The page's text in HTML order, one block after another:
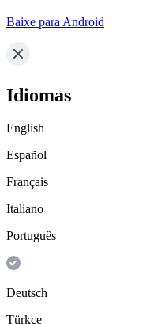
Baixe para Android
Idiomas
English
Español
Français
Italiano
Português
Deutsch
Türkçe